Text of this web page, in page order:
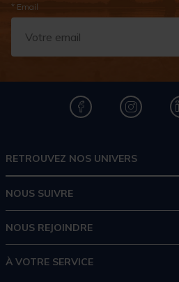
* Email
RETROUVEZ NOS UNIVERS
NOUS SUIVRE
NOUS REJOINDRE
À VOTRE SERVICE